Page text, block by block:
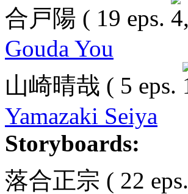
合戸陽 ( 19 eps.
Gouda You
山崎晴哉 ( 5 eps.
Yamazaki Seiya
Storyboards:
落合正宗 ( 22 eps.